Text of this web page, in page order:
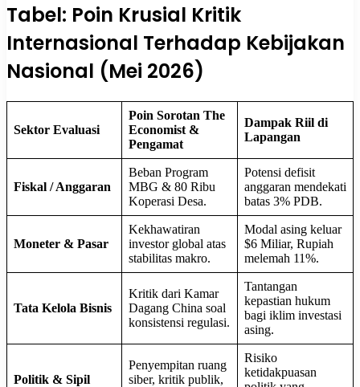
Tabel: Poin Krusial Kritik
Internasional Terhadap Kebijakan
Nasional (Mei 2026)
Sektor Evaluasi
Poin Sorotan The
Economist &
Pengamat
Dampak Riil di
Lapangan
Fiskal / Anggaran
Beban Program
MBG & 80 Ribu
Koperasi Desa.
Potensi defisit
anggaran mendekati
batas 3% PDB.
Moneter & Pasar
Kekhawatiran
investor global atas
stabilitas makro.
Modal asing keluar
$6 Miliar, Rupiah
melemah 11%.
Tata Kelola Bisnis
Kritik dari Kamar
Dagang China soal
konsistensi regulasi.
Tantangan
kepastian hukum
bagi iklim investasi
asing.
Politik & Sipil
Penyempitan ruang
siber, kritik publik,
Risiko
ketidakpuasan